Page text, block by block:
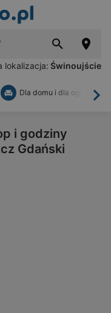
lokalizacja: Świnoujście
Dla domu i dla ogrodu
i godziny
Gdański